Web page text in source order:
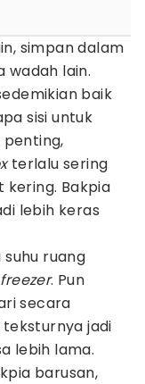
simpan dalam
wadah lain.
baik
sisi untuk
penting,
terlalu sering
Bakpia
lebih keras
ruang
freezer. Pun
secara
teksturnya jadi
lebih lama.
barusan,